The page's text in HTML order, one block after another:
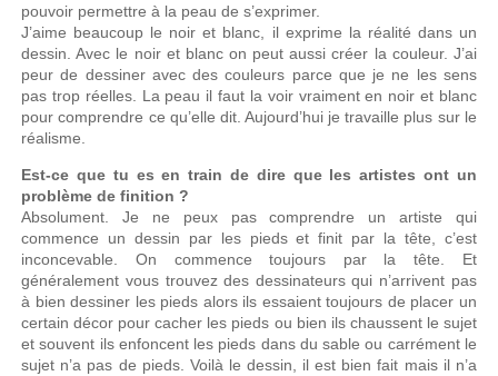
pouvoir permettre à la peau de s’exprimer.
J’aime beaucoup le noir et blanc, il exprime la réalité dans un
dessin. Avec le noir et blanc on peut aussi créer la couleur. J’ai
peur de dessiner avec des couleurs parce que je ne les sens
pas trop réelles. La peau il faut la voir vraiment en noir et blanc
pour comprendre ce qu’elle dit. Aujourd’hui je travaille plus sur le
réalisme.
Est-ce que tu es en train de dire que les artistes ont un
problème de finition ?
Absolument. Je ne peux pas comprendre un artiste qui
commence un dessin par les pieds et finit par la tête, c’est
inconcevable. On commence toujours par la tête. Et
généralement vous trouvez des dessinateurs qui n’arrivent pas
à bien dessiner les pieds alors ils essaient toujours de placer un
certain décor pour cacher les pieds ou bien ils chaussent le sujet
et souvent ils enfoncent les pieds dans du sable ou carrément le
sujet n’a pas de pieds. Voilà le dessin, il est bien fait mais il n’a